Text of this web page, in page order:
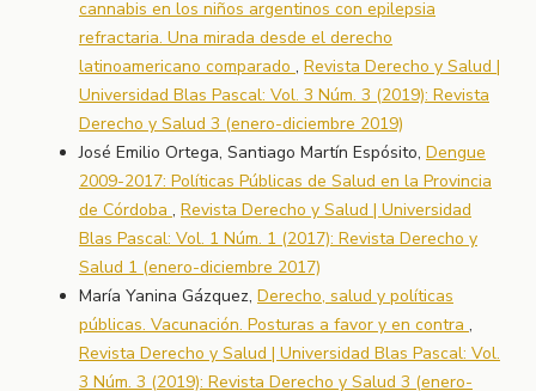
cannabis en los niños argentinos con epilepsia
refractaria. Una mirada desde el derecho
latinoamericano comparado , Revista Derecho y Salud |
Universidad Blas Pascal: Vol. 3 Núm. 3 (2019): Revista
Derecho y Salud 3 (enero-diciembre 2019)
José Emilio Ortega, Santiago Martín Espósito, Dengue
2009-2017: Políticas Públicas de Salud en la Provincia
de Córdoba , Revista Derecho y Salud | Universidad
Blas Pascal: Vol. 1 Núm. 1 (2017): Revista Derecho y
Salud 1 (enero-diciembre 2017)
María Yanina Gázquez, Derecho, salud y políticas
públicas. Vacunación. Posturas a favor y en contra ,
Revista Derecho y Salud | Universidad Blas Pascal: Vol.
3 Núm. 3 (2019): Revista Derecho y Salud 3 (enero-